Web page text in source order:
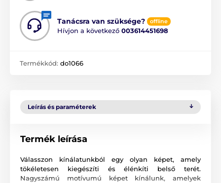
Tanácsra van szüksége? offline
Hívjon a következő 003614451698
Termékkód: do1066
Leírás és paraméterek
Termék leírása
Válasszon kínálatunkból egy olyan képet, amely
tökéletesen kiegészíti és élénkíti belső terét.
Nagyszámú motívumú képet kínálunk, amelyek